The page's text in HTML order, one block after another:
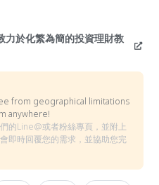
力於化繁為簡的投資理財教
from geographical limitations
anywhere!
的Line@或者粉絲專頁，並附上
即時回覆您的需求，並協助您完